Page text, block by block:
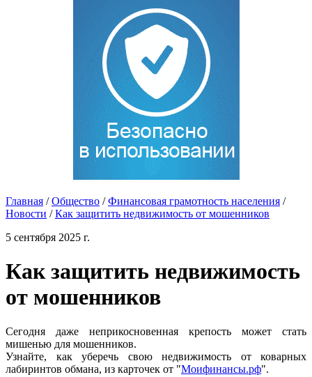
Главная / Общество / Финансовая грамотность населения /
Новости / Как защитить недвижимость от мошенников
5 сентября 2025 г.
Как защитить недвижимость
от мошенников
Сегодня даже неприкосновенная крепость может стать
мишенью для мошенников.
Узнайте, как уберечь свою недвижимость от коварных
лабиринтов обмана, из карточек от "Моифинансы.рф".